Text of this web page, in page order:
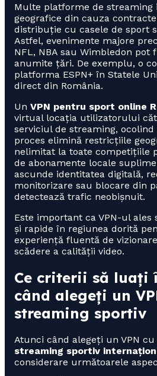
Multe platforme de
geografice din cauza
distribuție cu casele de sport
Astfel, evenimente majore
NFL, NBA sau Wimbledon pot
anumite țări. De exemplu, o
platforma ESPN+ în Statele
direct din România.
Un VPN pentru sport online
virtual locația utilizatorului
serviciul de streaming, ocolind
proces elimină restricțiile
nelimitat la toate competițiile
de abonamente locale
ascunde identitatea digitală,
monitorizare sau blocare din
detectează trafic neobișnuit.
Este important ca VPN-ul ales
și rapide în regiunea dorită
experiență fluentă de
scădere a calității video.
Ce criterii să luați
când alegeți un
streaming sportiv
Atunci când alegeți un VPN
streaming sportiv
considerare următoarele